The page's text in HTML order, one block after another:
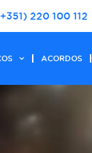
220 100 112
ACORDOS